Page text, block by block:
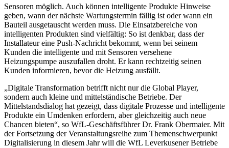
Sensoren möglich. Auch können intelligente Produkte Hinweise
geben, wann der nächste Wartungstermin fällig ist oder wann ein
Bauteil ausgetauscht werden muss. Die Einsatzbereiche von
intelligenten Produkten sind vielfältig: So ist denkbar, dass der
Installateur eine Push-Nachricht bekommt, wenn bei seinem
Kunden die intelligente und mit Sensoren versehene
Heizungspumpe auszufallen droht. Er kann rechtzeitig seinen
Kunden informieren, bevor die Heizung ausfällt.
„Digitale Transformation betrifft nicht nur die Global Player,
sondern auch kleine und mittelständische Betriebe. Der
Mittelstandsdialog hat gezeigt, dass digitale Prozesse und intelligente
Produkte ein Umdenken erfordern, aber gleichzeitig auch neue
Chancen bieten“, so WfL-Geschäftsführer Dr. Frank Obermaier. Mit
der Fortsetzung der Veranstaltungsreihe zum Themenschwerpunkt
Digitalisierung in diesem Jahr will die WfL Leverkusener Betriebe